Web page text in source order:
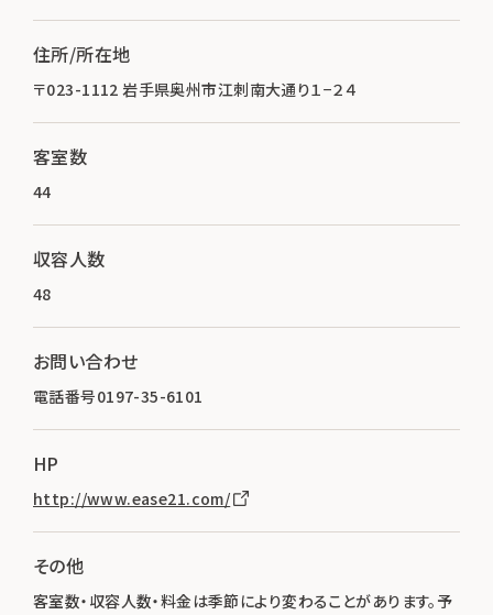
住所/所在地
〒023-1112 岩手県奥州市江刺南大通り１−２４
客室数
44
収容人数
48
お問い合わせ
電話番号0197-35-6101
HP
http://www.ease21.com/
その他
客室数・収容人数・料金は季節により変わることがあります。予